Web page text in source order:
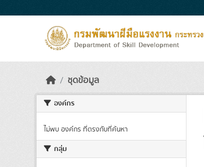
ชุดข้อมูล
องค์กร
ไม่พบ องค์กร ที่ตรงกับที่ค้นหา
กลุ่ม